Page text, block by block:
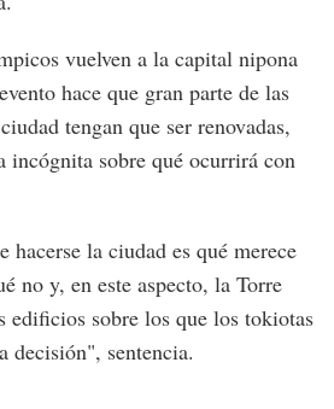
vuelven a la capital nipona
hace que gran parte de las
tengan que ser renovadas,
incógnita sobre qué ocurrirá con
hacerse la ciudad es qué merece
no y, en este aspecto, la Torre
edificios sobre los que los tokiotas
decisión", sentencia.